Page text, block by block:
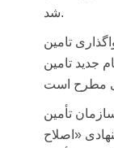
شد.
تامین
جدید تامین
تأمین
«اصلاح